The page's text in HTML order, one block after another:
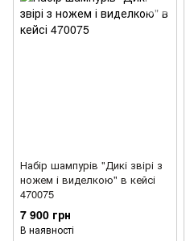
Набір шампурів "Дикі звірі з
ножем і виделкою" в кейсі
470075
7 900 грн
В наявності